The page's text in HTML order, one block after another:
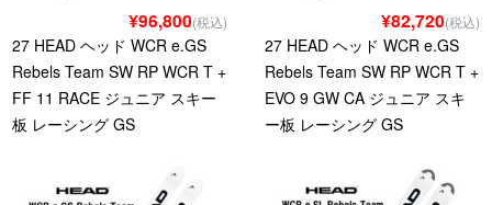
¥96,800(税込)
27 HEAD ヘッド WCR e.GS
Rebels Team SW RP WCR T +
FF 11 RACE ジュニア スキー
板 レーシング GS
¥82,720(税込)
27 HEAD ヘッド WCR e.GS
Rebels Team SW RP WCR T +
EVO 9 GW CA ジュニア スキ
ー板 レーシング GS